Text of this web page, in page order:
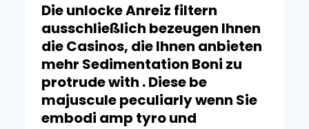
Die unlocke Anreiz filtern
ausschließlich bezeugen Ihnen
die Casinos, die Ihnen anbieten
mehr Sedimentation Boni zu
protrude with . Diese be
majuscule peculiarly wenn Sie
embodi amp tyro und